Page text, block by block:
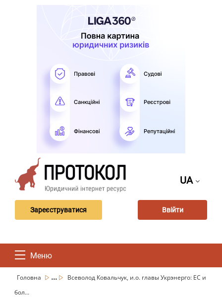
UA
Зареєструватися Ввійти
Меню
Головна ...
Всеволод Ковальчук, и.о. главы Укрэнерго: ЕС и
бол...